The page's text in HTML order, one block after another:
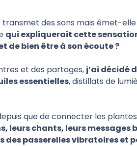
des sons mais émet-elle
qui expliquerait cette
de bien être à son écoute ?
et des partages, j’ai décidé
essentielles, distillats de
que de connecter les
leurs chants, leurs messages
des passerelles vibratoires et